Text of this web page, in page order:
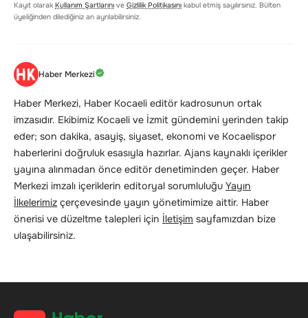
Kayıt olarak Kullanım Şartlarını ve Gizlilik Politikasını kabul etmiş sayılırsınız. Bülten
üyeliğinden dilediğiniz an ayrılabilirsiniz.
Haber Merkezi
Haber Merkezi, Haber Kocaeli editör kadrosunun ortak
imzasıdır. Ekibimiz Kocaeli ve İzmit gündemini yerinden takip
eder; son dakika, asayiş, siyaset, ekonomi ve Kocaelispor
haberlerini doğruluk esasıyla hazırlar. Ajans kaynaklı içerikler
yayına alınmadan önce editör denetiminden geçer. Haber
Merkezi imzalı içeriklerin editoryal sorumluluğu Yayın
İlkelerimiz çerçevesinde yayın yönetimimize aittir. Haber
önerisi ve düzeltme talepleri için İletişim sayfamızdan bize
ulaşabilirsiniz.